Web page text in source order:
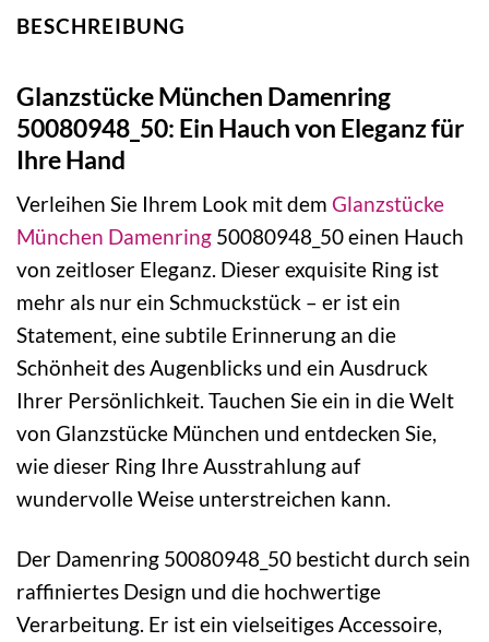
BESCHREIBUNG
Glanzstücke München Damenring
50080948_50: Ein Hauch von Eleganz für
Ihre Hand
Verleihen Sie Ihrem Look mit dem Glanzstücke
München Damenring 50080948_50 einen Hauch
von zeitloser Eleganz. Dieser exquisite Ring ist
mehr als nur ein Schmuckstück – er ist ein
Statement, eine subtile Erinnerung an die
Schönheit des Augenblicks und ein Ausdruck
Ihrer Persönlichkeit. Tauchen Sie ein in die Welt
von Glanzstücke München und entdecken Sie,
wie dieser Ring Ihre Ausstrahlung auf
wundervolle Weise unterstreichen kann.
Der Damenring 50080948_50 besticht durch sein
raffiniertes Design und die hochwertige
Verarbeitung. Er ist ein vielseitiges Accessoire,